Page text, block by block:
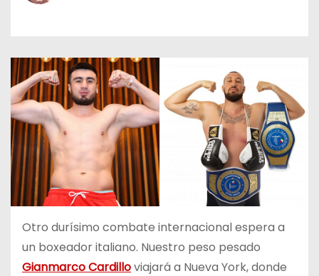
Otro durísimo combate internacional espera a
un boxeador italiano. Nuestro peso pesado
Gianmarco Cardilloviajará a Nueva York, donde